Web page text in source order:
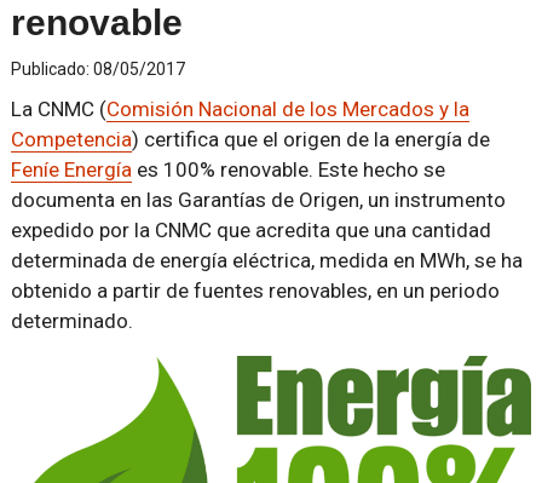
renovable
Publicado: 08/05/2017
La CNMC (Comisión Nacional de los Mercados y la
Competencia) certifica que el origen de la energía de
Feníe Energíaes 100% renovable. Este hecho se
documenta en las Garantías de Origen, un instrumento
expedido por la CNMC que acredita que una cantidad
determinada de energía eléctrica, medida en MWh, se ha
obtenido a partir de fuentes renovables, en un periodo
determinado.